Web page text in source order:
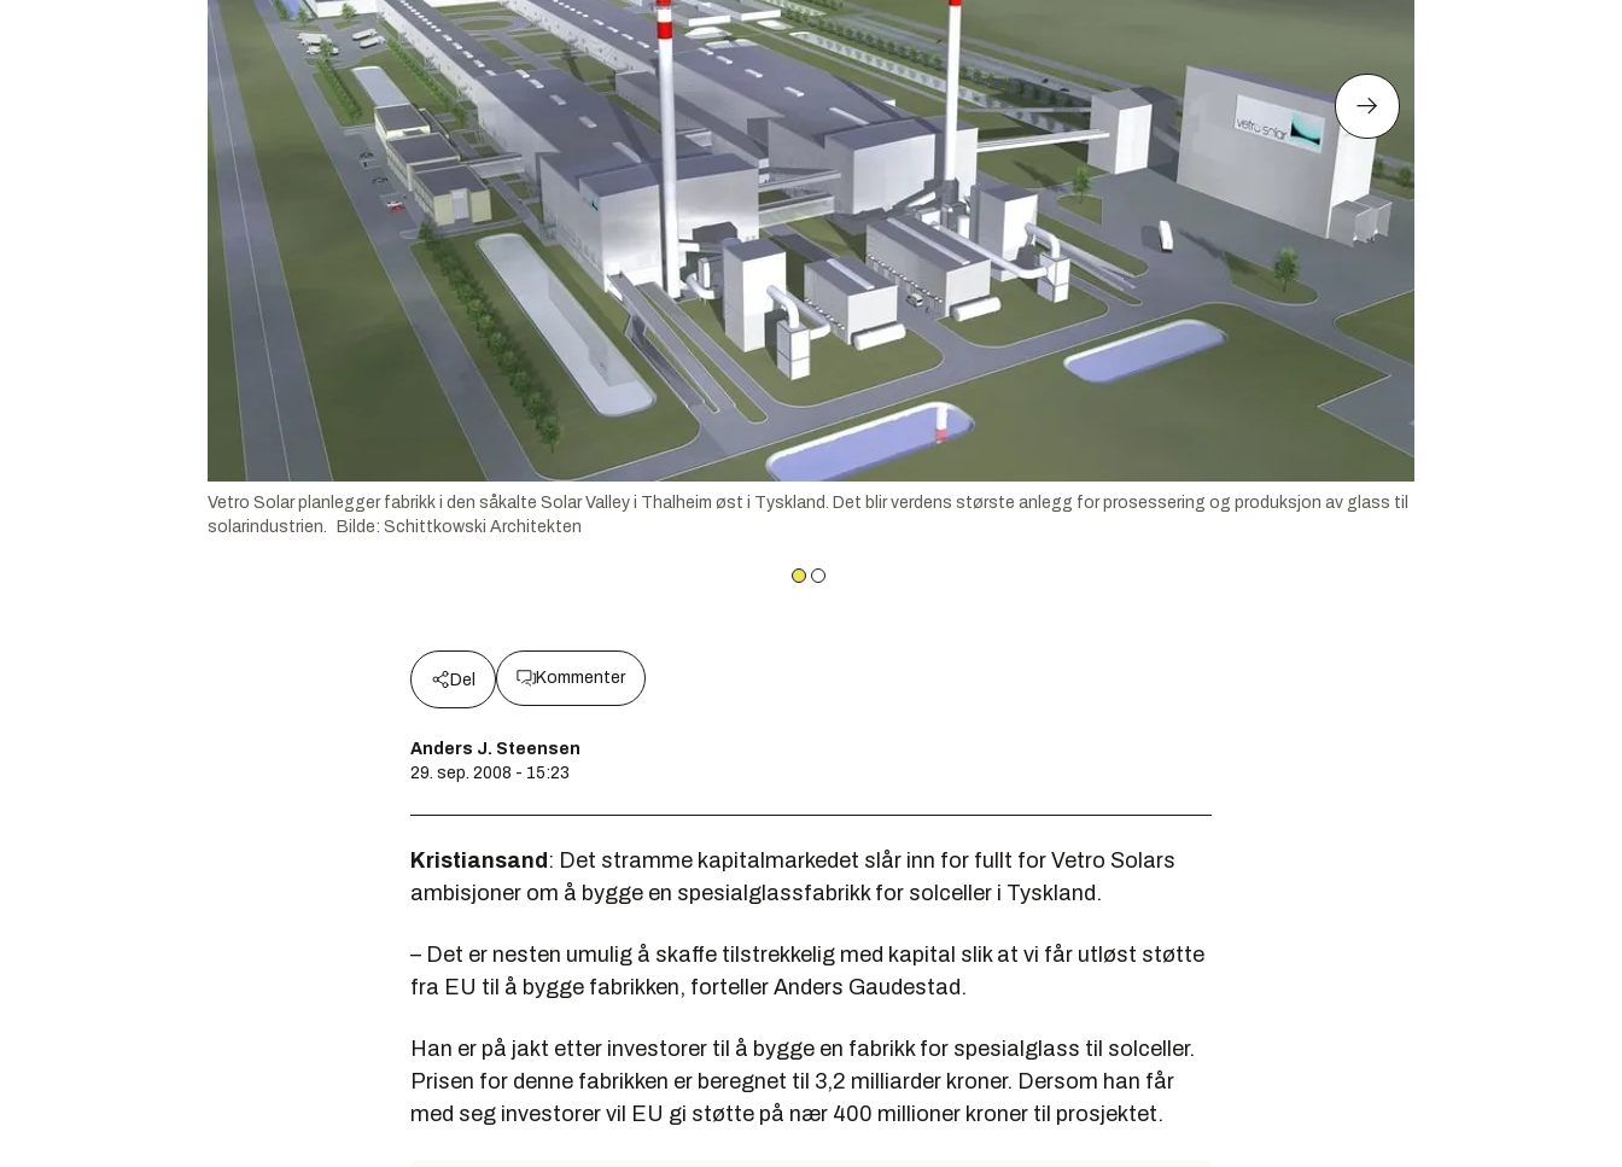
Vetro Solar planlegger fabrikk i den såkalte Solar Valley i Thalheim øst i Tyskland. Det blir verdens største anlegg for prosessering og produksjon av glass til
solarindustrien.
Bilde: Schittkowski Architekten
Del Kommenter
Anders J. Steensen
29. sep. 2008 - 15:23
Kristiansand: Det stramme kapitalmarkedet slår inn for fullt for Vetro Solars
ambisjoner om å bygge en spesialglassfabrikk for solceller i Tyskland.
– Det er nesten umulig å skaffe tilstrekkelig med kapital slik at vi får utløst støtte
fra EU til å bygge fabrikken, forteller Anders Gaudestad.
Han er på jakt etter investorer til å bygge en fabrikk for spesialglass til solceller.
Prisen for denne fabrikken er beregnet til 3,2 milliarder kroner. Dersom han får
med seg investorer vil EU gi støtte på nær 400 millioner kroner til prosjektet.